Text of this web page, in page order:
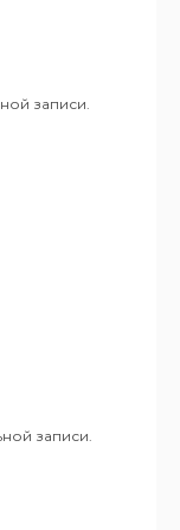
записи.
записи.